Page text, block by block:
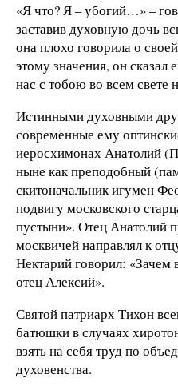
«Я что? Я – убогий…» –
заставив духовную дочь
она плохо говорила о
этому значения, он
нас с тобою во всем свете
Истинными духовными
современные ему
иеросхимонах Анатолий
ныне как преподобный
скитоначальник игумен
подвигу московского
пустыни». Отец Анатолий
москвичей направлял к
Нектарий говорил: «Зачем
отец Алексий».
Святой патриарх Тихон
батюшки в случаях
взять на себя труд по
духовенства.